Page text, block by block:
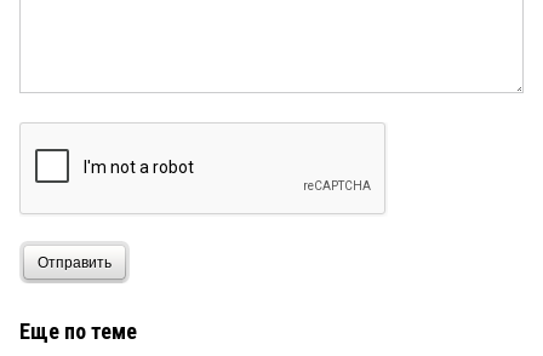
деградация начальников видна не вооруженным
глазом. Не вывезенный снег их не возмущает,
угодить.Команда поступила,нужно исполнить.И
не проблема это вообще. Как дальше жить
Отправить
Еще по теме